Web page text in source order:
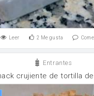
Leer 2 Me gusta
Entrantes
crujiente de tortilla